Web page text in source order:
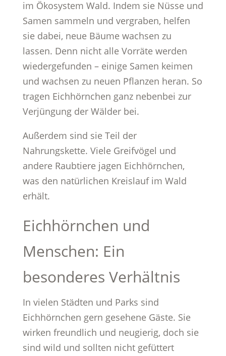
im Ökosystem Wald. Indem sie Nüsse und
Samen sammeln und vergraben, helfen
sie dabei, neue Bäume wachsen zu
lassen. Denn nicht alle Vorräte werden
wiedergefunden – einige Samen keimen
und wachsen zu neuen Pflanzen heran. So
tragen Eichhörnchen ganz nebenbei zur
Verjüngung der Wälder bei.
Außerdem sind sie Teil der
Nahrungskette. Viele Greifvögel und
andere Raubtiere jagen Eichhörnchen,
was den natürlichen Kreislauf im Wald
erhält.
Eichhörnchen und
Menschen: Ein
besonderes Verhältnis
In vielen Städten und Parks sind
Eichhörnchen gern gesehene Gäste. Sie
wirken freundlich und neugierig, doch sie
sind wild und sollten nicht gefüttert